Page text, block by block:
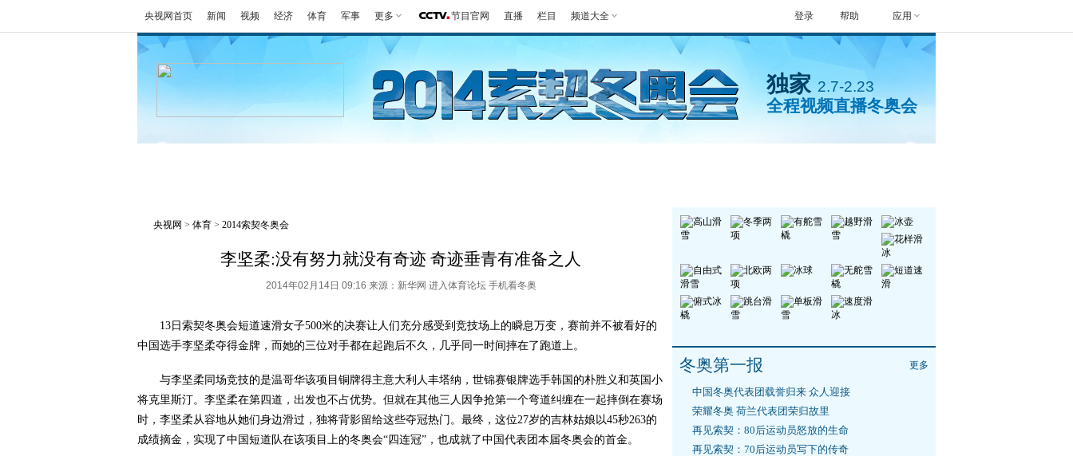
央视网首页 新闻 视频 经济 体育 军事 更多 节目官网 直播 栏目 频道大全 帮助 应用
登录
独家 2.7-2.23
全程视频直播冬奥会
央视网 > 体育 > 2014索契冬奥会
李坚柔:没有努力就没有奇迹 奇迹垂青有准备之人
2014年02月14日 09:16 来源：新华网 进入体育论坛 手机看冬奥
13日索契冬奥会短道速滑女子500米的决赛让人们充分感受到竞技场上的瞬息万变，赛前并不被看好的
中国选手李坚柔夺得金牌，而她的三位对手都在起跑后不久，几乎同一时间摔在了跑道上。
与李坚柔同场竞技的是温哥华该项目铜牌得主意大利人丰塔纳，世锦赛银牌选手韩国的朴胜义和英国小
将克里斯汀。李坚柔在第四道，出发也不占优势。但就在其他三人因争抢第一个弯道纠缠在一起摔倒在赛场
时，李坚柔从容地从她们身边滑过，独将背影留给这些夺冠热门。最终，这位27岁的吉林姑娘以45秒263的
成绩摘金，实现了中国短道队在该项目上的冬奥会“四连冠”，也成就了中国代表团本届冬奥会的首金。
冬奥第一报 更多
中国冬奥代表团载誉归来 众人迎接
荣耀冬奥 荷兰代表团荣归故里
再见索契：80后运动员怒放的生命
再见索契：70后运动员写下的传奇